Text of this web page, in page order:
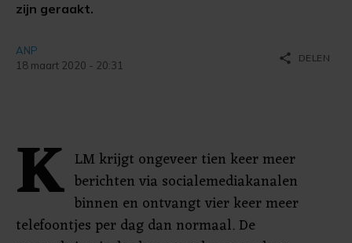
zijn geraakt.
ANP
18 maart 2020 - 20:31
share DELEN
K LM krijgt ongeveer tien keer meer
berichten via socialemediakanalen
binnen en ontvangt vier keer meer
telefoontjes per dag dan normaal. De